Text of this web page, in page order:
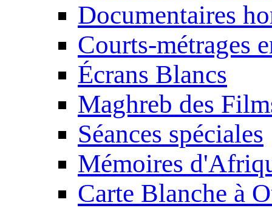
Documentaires
Courts-métrages
Écrans Blancs
Maghreb des
Séances spéciales
Mémoires
Carte Blanche à